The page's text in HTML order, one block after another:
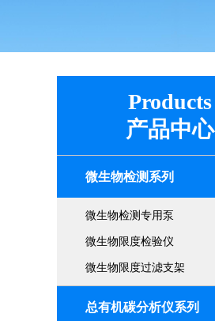
Products
产品中心
微生物检测系列
微生物检测专用泵
微生物限度检验仪
微生物限度过滤支架
总有机碳分析仪系列